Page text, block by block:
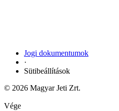
Jogi dokumentumok
·
Sütibeállítások
© 2026 Magyar Jeti Zrt.
Vége